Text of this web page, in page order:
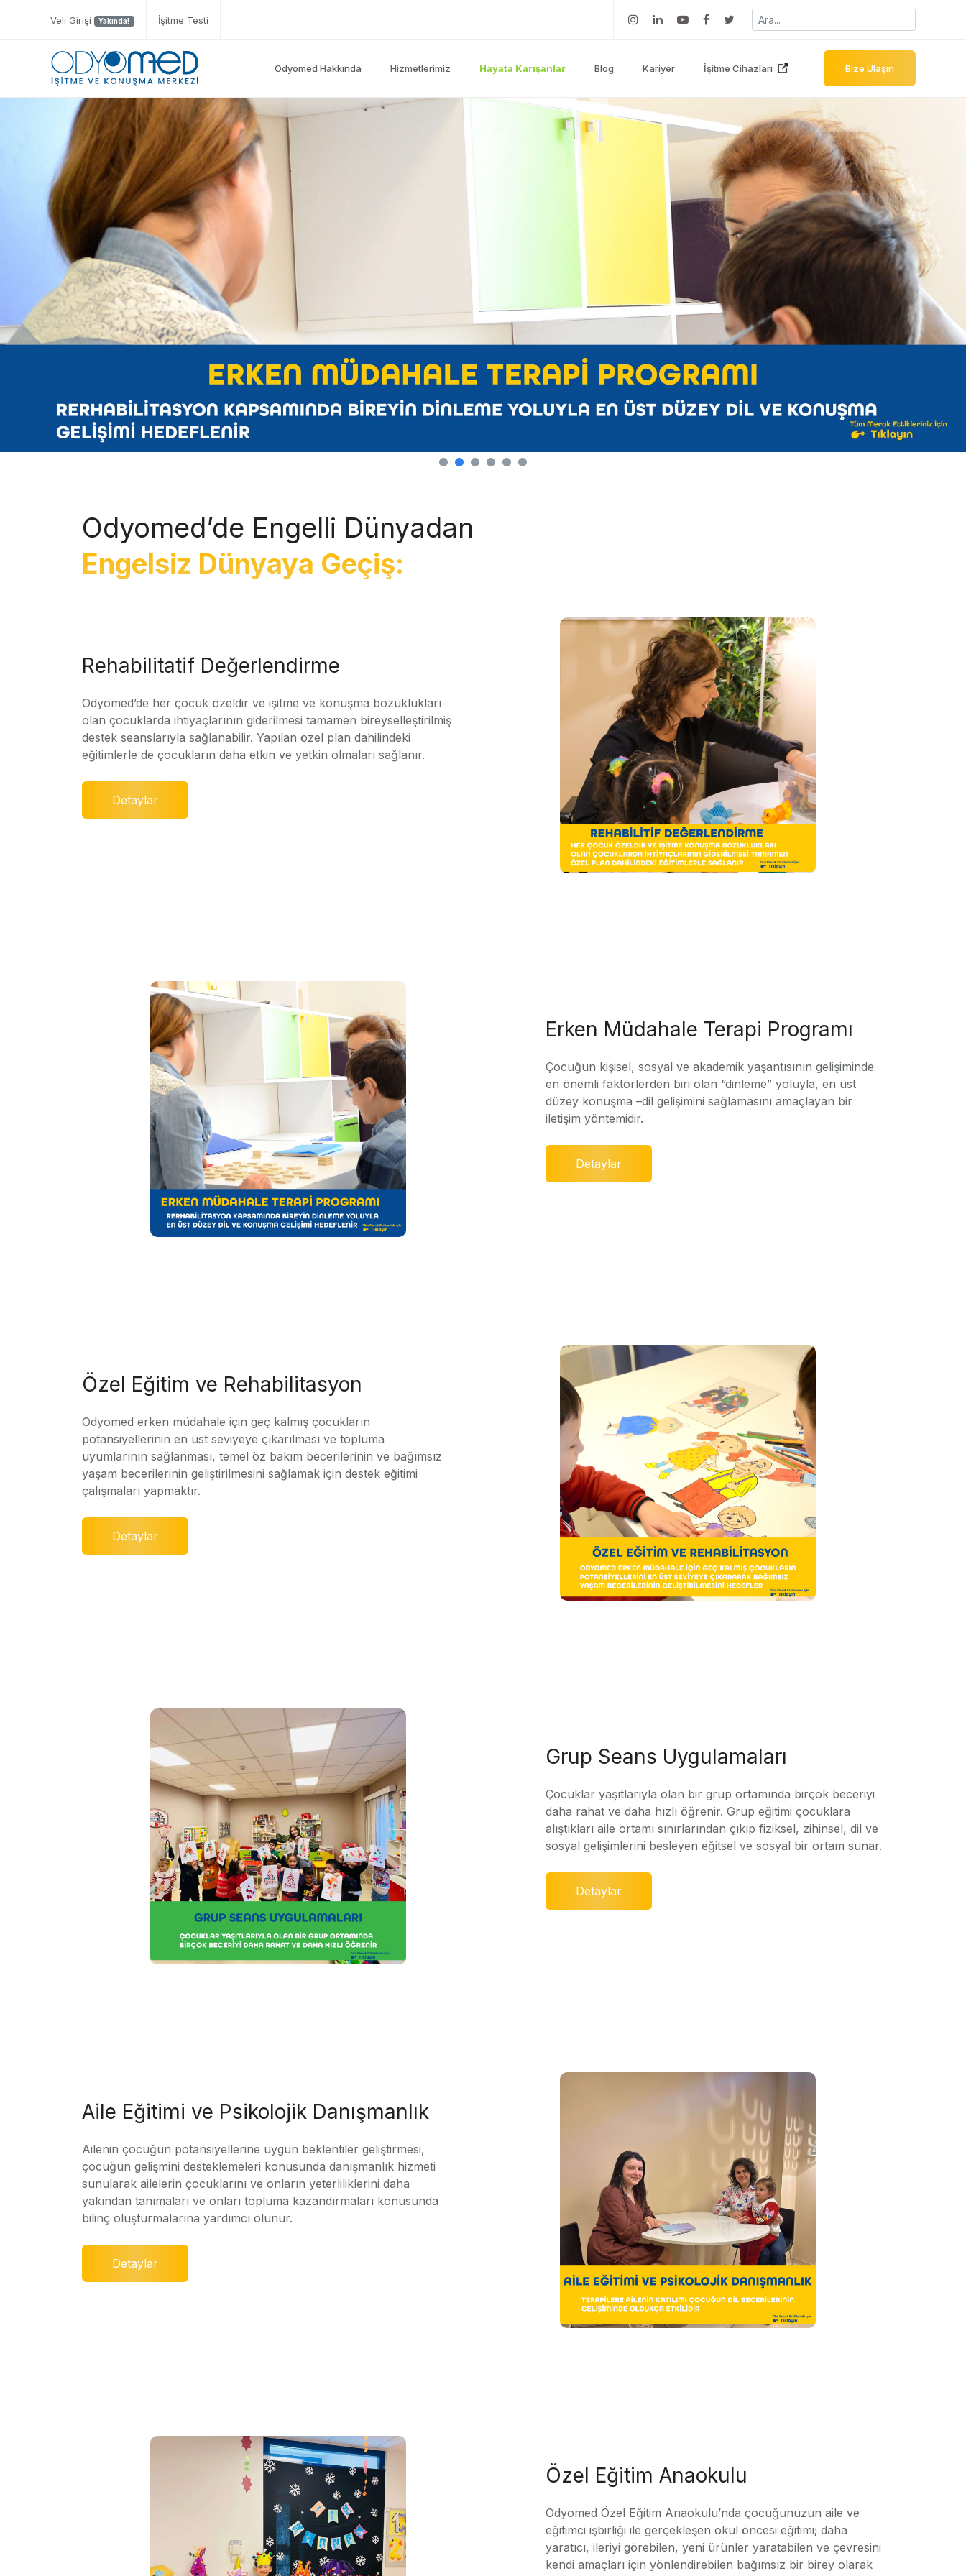
Veli Girişi Yakında! İşitme Testi
Odyomed Hakkında Hizmetlerimiz Hayata Karışanlar Blog Kariyer İşitme Cihazları Bize Ulaşın
Odyomed’de Engelli Dünyadan
Engelsiz Dünyaya Geçiş:
Rehabilitatif Değerlendirme
Odyomed’de her çocuk özeldir ve işitme ve konuşma bozuklukları
olan çocuklarda ihtiyaçlarının giderilmesi tamamen bireyselleştirilmiş
destek seanslarıyla sağlanabilir. Yapılan özel plan dahilindeki
eğitimlerle de çocukların daha etkin ve yetkin olmaları sağlanır.
Detaylar
Erken Müdahale Terapi Programı
Çocuğun kişisel, sosyal ve akademik yaşantısının gelişiminde
en önemli faktörlerden biri olan “dinleme” yoluyla, en üst
düzey konuşma –dil gelişimini sağlamasını amaçlayan bir
iletişim yöntemidir.
Detaylar
Özel Eğitim ve Rehabilitasyon
Odyomed erken müdahale için geç kalmış çocukların
potansiyellerinin en üst seviyeye çıkarılması ve topluma
uyumlarının sağlanması, temel öz bakım becerilerinin ve bağımsız
yaşam becerilerinin geliştirilmesini sağlamak için destek eğitimi
çalışmaları yapmaktır.
Detaylar
Grup Seans Uygulamaları
Çocuklar yaşıtlarıyla olan bir grup ortamında birçok beceriyi
daha rahat ve daha hızlı öğrenir. Grup eğitimi çocuklara
alıştıkları aile ortamı sınırlarından çıkıp fiziksel, zihinsel, dil ve
sosyal gelişimlerini besleyen eğitsel ve sosyal bir ortam sunar.
Detaylar
Aile Eğitimi ve Psikolojik Danışmanlık
Ailenin çocuğun potansiyellerine uygun beklentiler geliştirmesi,
çocuğun gelişmini desteklemeleri konusunda danışmanlık hizmeti
sunularak ailelerin çocuklarını ve onların yeterliliklerini daha
yakından tanımaları ve onları topluma kazandırmaları konusunda
bilinç oluşturmalarına yardımcı olunur.
Detaylar
Özel Eğitim Anaokulu
Odyomed Özel Eğitim Anaokulu’nda çocuğunuzun aile ve
eğitimci işbirliği ile gerçekleşen okul öncesi eğitimi; daha
yaratıcı, ileriyi görebilen, yeni ürünler yaratabilen ve çevresini
kendi amaçları için yönlendirebilen bağımsız bir birey olarak